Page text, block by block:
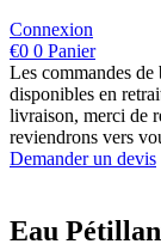
Connexion
€0 0 Panier
Les commandes
disponibles en
livraison, merci de
reviendrons vers
Demander un devis
Eau